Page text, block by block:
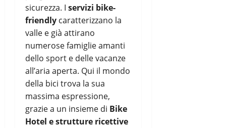
sicurezza. I servizi bike-
friendly caratterizzano la
valle e già attirano
numerose famiglie amanti
dello sport e delle vacanze
all’aria aperta. Qui il mondo
della bici trova la sua
massima espressione,
grazie a un insieme di Bike
Hotel e strutture ricettive